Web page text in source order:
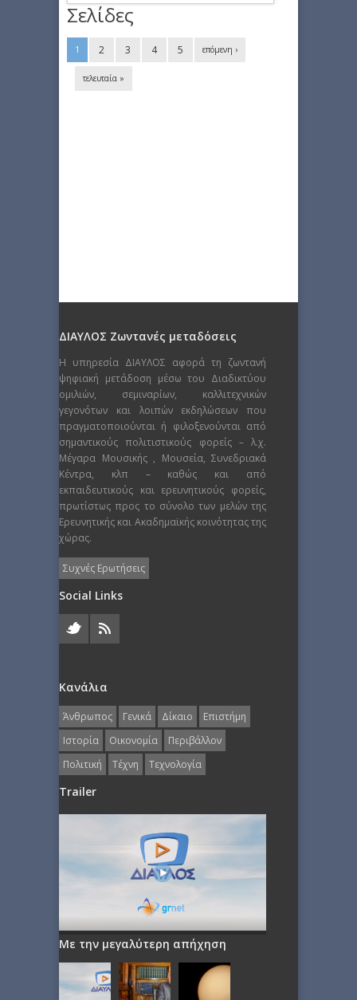
Σελίδες
1 2 3 4 5 επόμενη ›
τελευταία »
ΔΙΑΥΛΟΣ Ζωντανές μεταδόσεις
Η υπηρεσία ΔΙΑΥΛΟΣ αφορά τη ζωντανή
ψηφιακή μετάδοση μέσω του Διαδικτύου
ομιλιών, σεμιναρίων, καλλιτεχνικών
γεγονότων και λοιπών εκδηλώσεων που
πραγματοποιούνται ή φιλοξενούνται από
σημαντικούς πολιτιστικούς φορείς – λ.χ.
Μέγαρα Μουσικής , Μουσεία, Συνεδριακά
Κέντρα, κλπ – καθώς και από
εκπαιδευτικούς και ερευνητικούς φορείς,
πρωτίστως προς το σύνολο των μελών της
Ερευνητικής και Ακαδημαϊκής κοινότητας της
χώρας.
Συχνές Ερωτήσεις
Social Links
Κανάλια
Άνθρωπος Γενικά Δίκαιο
Επιστήμη
Ιστορία
Οικονομία
Περιβάλλον
Πολιτική
Τέχνη Τεχνολογία
Trailer
Με την μεγαλύτερη απήχηση